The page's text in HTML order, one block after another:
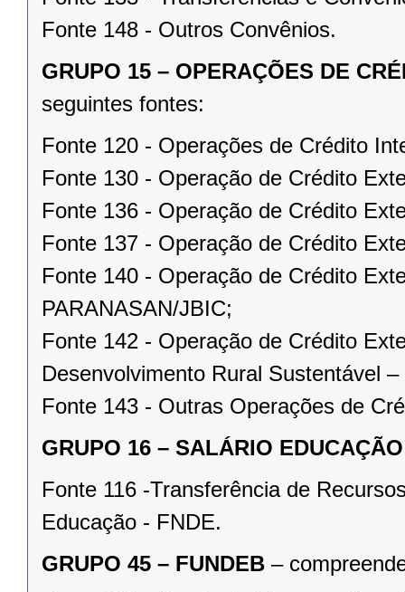
Fonte 148 - Outros Convênios.
GRUPO 15 – OPERAÇÕES DE
seguintes fontes:
Fonte 120 - Operações de Crédito
Fonte 130 - Operação de Crédito
Fonte 136 - Operação de Crédito
Fonte 137 - Operação de Crédito
Fonte 140 - Operação de Crédito
PARANASAN/JBIC;
Fonte 142 - Operação de Crédito
Desenvolvimento Rural Sustentável
Fonte 143 - Outras Operações de
GRUPO 16 – SALÁRIO EDUCAÇÃO
Fonte 116 -Transferência de
Educação - FNDE.
GRUPO 45 – FUNDEB –